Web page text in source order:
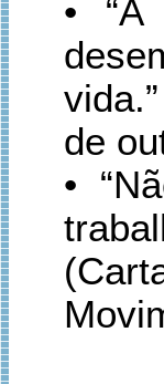
•
de
•